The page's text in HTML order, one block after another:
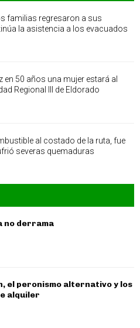
familias regresaron a sus
la asistencia a los evacuados
en 50 años una mujer estará al
Regional III de Eldorado
al costado de la ruta, fue
severas quemaduras
no derrama
el peronismo alternativo y los
alquiler